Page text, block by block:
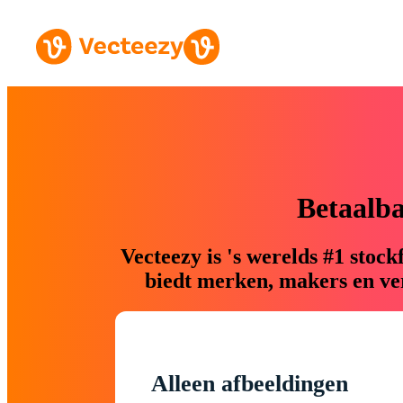
Vecteezy is 's werelds #1
biedt merken, makers en
Alleen afbeeldingen